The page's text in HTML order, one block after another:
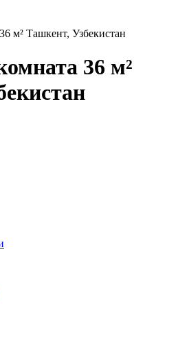
м² Ташкент, Узбекистан
36 м²